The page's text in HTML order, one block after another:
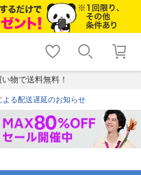
shopping_cart lock_outline
ログイン
物で送料無料！
る配送遅延のお知らせ